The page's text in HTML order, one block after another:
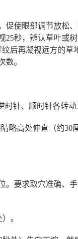
促使眼部调节放松
25秒，辨认草叶或
后再凝视远方的草
数。
时针、顺时针各转动
略高处伸直（约30
。要求取穴准确、
。